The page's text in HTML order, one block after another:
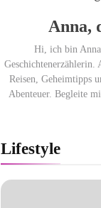
Anna,
Hi, ich bin
Reisen, Geheimtipps
Abenteuer. Begleite
Lifestyle